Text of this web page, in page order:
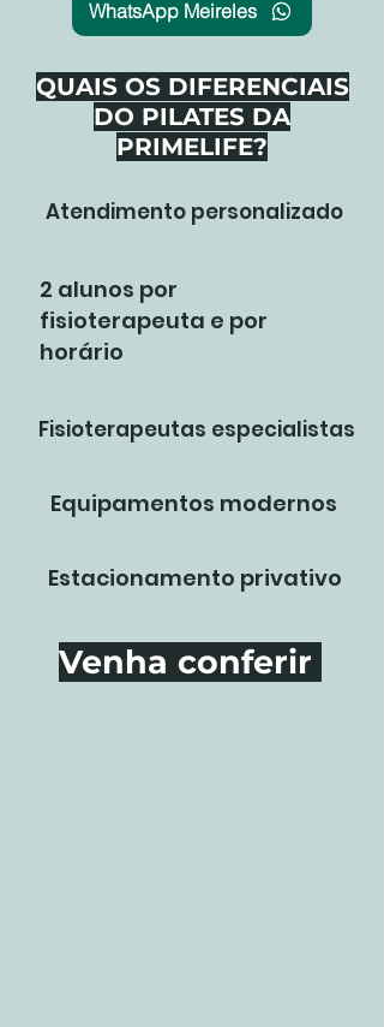
WhatsApp Meireles
QUAIS OS DIFERENCIAIS
DO PILATES DA
PRIMELIFE?
Atendimento personalizado
2 alunos por
fisioterapeuta e por
horário
Fisioterapeutas especialistas
Equipamentos modernos
Estacionamento privativo
Venha conferir